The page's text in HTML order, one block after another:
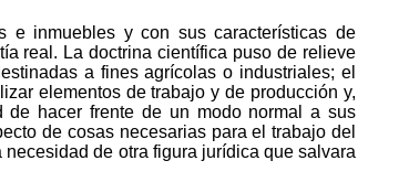
e inmuebles y con sus características de
real. La doctrina científica puso de relieve
a fines agrícolas o industriales; el
elementos de trabajo y de producción y,
hacer frente de un modo normal a sus
de cosas necesarias para el trabajo del
de otra figura jurídica que salvara